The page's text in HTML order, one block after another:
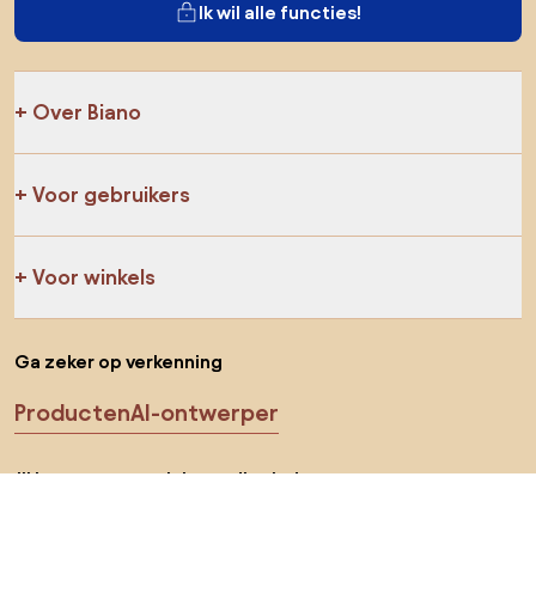
Ik wil alle functies!
Over Biano
Voor gebruikers
Voor winkels
Ga zeker op verkenning
ProductenAI-ontwerper
Jij kan ons op sociale media vinden